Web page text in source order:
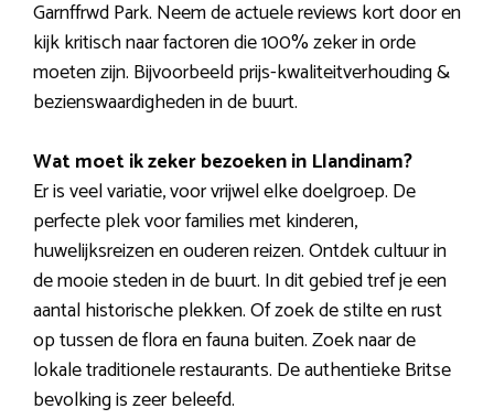
Garnffrwd Park. Neem de actuele reviews kort door en
kijk kritisch naar factoren die 100% zeker in orde
moeten zijn. Bijvoorbeeld prijs-kwaliteitverhouding &
bezienswaardigheden in de buurt.
Wat moet ik zeker bezoeken in Llandinam?
Er is veel variatie, voor vrijwel elke doelgroep. De
perfecte plek voor families met kinderen,
huwelijksreizen en ouderen reizen. Ontdek cultuur in
de mooie steden in de buurt. In dit gebied tref je een
aantal historische plekken. Of zoek de stilte en rust
op tussen de flora en fauna buiten. Zoek naar de
lokale traditionele restaurants. De authentieke Britse
bevolking is zeer beleefd.